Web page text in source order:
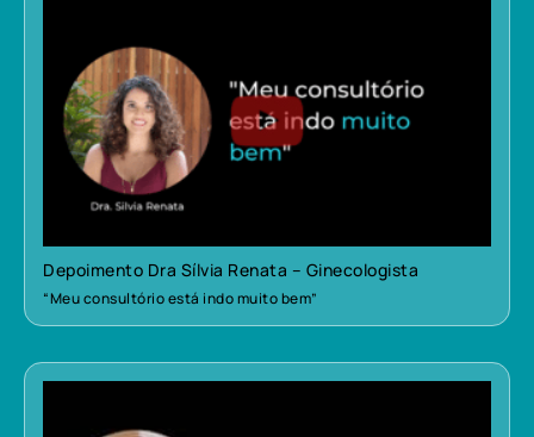
Depoimento Dra Sílvia Renata – Ginecologista
“Meu consultório está indo muito bem”